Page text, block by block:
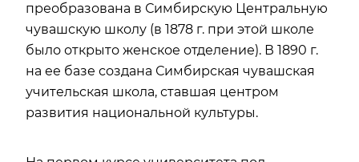
преобразована в Симбирскую Центральную
чувашскую школу (в 1878 г. при этой школе
было открыто женское отделение). В 1890 г.
на ее базе создана Симбирская чувашская
учительская школа, ставшая центром
развития национальной культуры.